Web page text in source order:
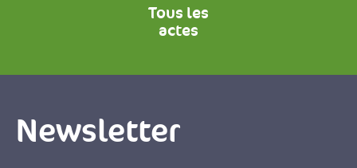
Tous les
actes
Newsletter